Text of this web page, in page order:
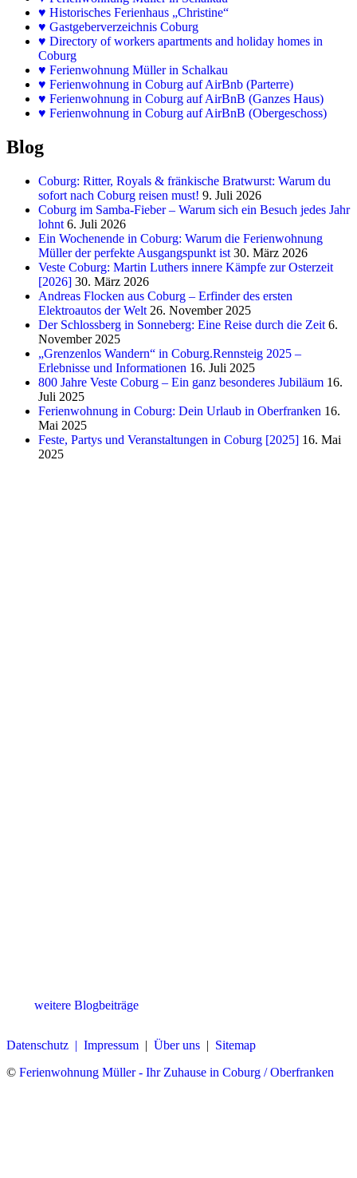
♥ Historisches Ferienhaus „Christine“
♥ Gastgeberverzeichnis Coburg
♥ Directory of workers apartments and holiday homes in
Coburg
♥ Ferienwohnung Müller in Schalkau
♥ Ferienwohnung in Coburg auf AirBnb (Parterre)
♥ Ferienwohnung in Coburg auf AirBnB (Ganzes Haus)
♥ Ferienwohnung in Coburg auf AirBnB (Obergeschoss)
Blog
Coburg: Ritter, Royals & fränkische Bratwurst: Warum du
sofort nach Coburg reisen must! 9. Juli 2026
Coburg im Samba-Fieber – Warum sich ein Besuch jedes Jahr
lohnt 6. Juli 2026
Ein Wochenende in Coburg: Warum die Ferienwohnung
Müller der perfekte Ausgangspunkt ist 30. März 2026
Veste Coburg: Martin Luthers innere Kämpfe zur Osterzeit
[2026] 30. März 2026
Andreas Flocken aus Coburg – Erfinder des ersten
Elektroautos der Welt 26. November 2025
Der Schlossberg in Sonneberg: Eine Reise durch die Zeit 6.
November 2025
„Grenzenlos Wandern“ in Coburg.Rennsteig 2025 –
Erlebnisse und Informationen 16. Juli 2025
800 Jahre Veste Coburg – Ein ganz besonderes Jubiläum 16.
Juli 2025
Ferienwohnung in Coburg: Dein Urlaub in Oberfranken 16.
Mai 2025
Feste, Partys und Veranstaltungen in Coburg [2025] 16. Mai
2025
weitere Blogbeiträge
Datenschutz | Impressum | Über uns | Sitemap
© Ferienwohnung Müller - Ihr Zuhause in Coburg / Oberfranken